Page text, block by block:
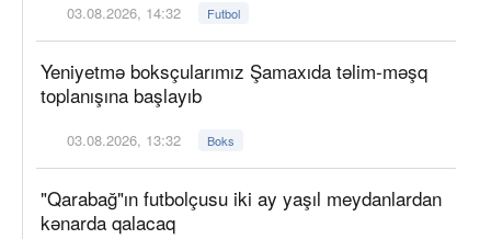
03.08.2026, 14:32 Futbol
Yeniyetmə boksçularımız Şamaxıda təlim-məşq
toplanışına başlayıb
03.08.2026, 13:32 Boks
"Qarabağ"ın futbolçusu iki ay yaşıl meydanlardan
kənarda qalacaq